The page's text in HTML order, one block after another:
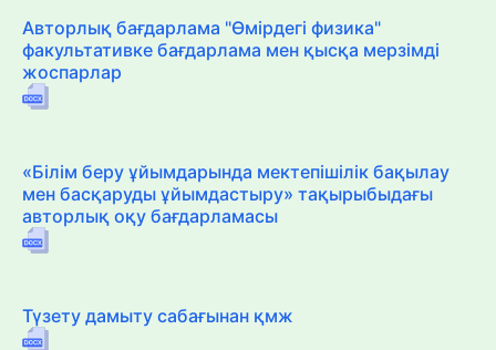
Авторлық бағдарлама "Өмірдегі физика"
факультативке бағдарлама мен қысқа мерзімді
жоспарлар
«Білім беру ұйымдарында мектепішілік бақылау
мен басқаруды ұйымдастыру» тақырыбыдағы
авторлық оқу бағдарламасы
Түзету дамыту сабағынан қмж